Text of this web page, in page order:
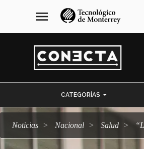
navegación
principal
menu
CATEGORÍAS
Noticias Nacional salud